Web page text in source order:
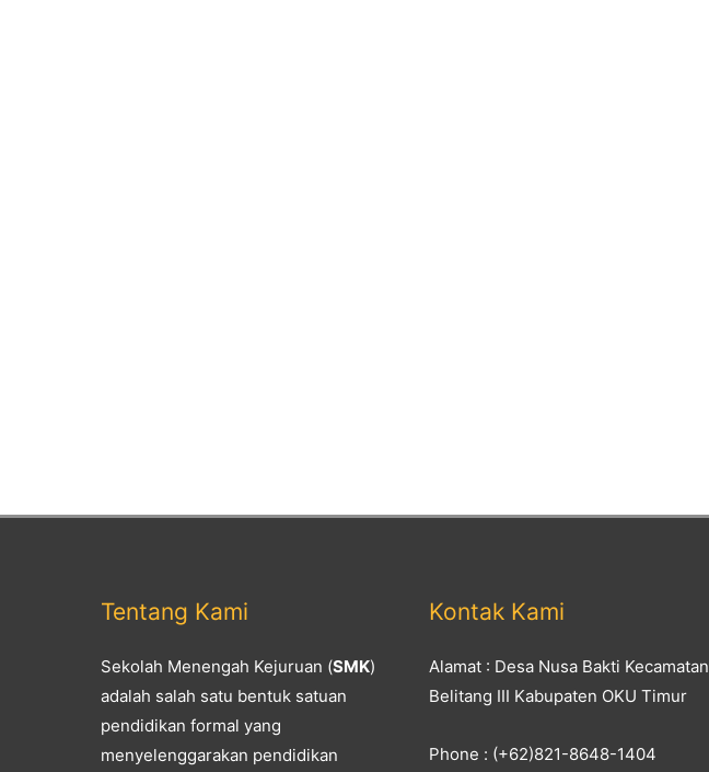
Tentang Kami
Sekolah Menengah Kejuruan (SMK)
adalah salah satu bentuk satuan
pendidikan formal yang
menyelenggarakan pendidikan
Kontak Kami
Alamat : Desa Nusa Bakti Kecamatan
Belitang III Kabupaten OKU Timur
Phone : (+62)821-8648-1404